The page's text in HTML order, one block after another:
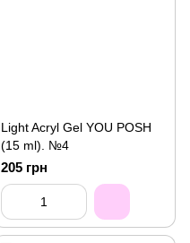
Light Acryl Gel YOU POSH
(15 ml). №4
205 грн